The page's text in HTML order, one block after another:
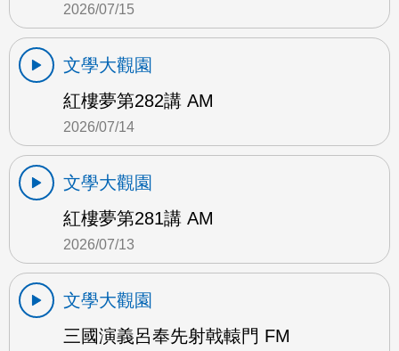
2026/07/15
文學大觀園
紅樓夢第282講 AM
2026/07/14
文學大觀園
紅樓夢第281講 AM
2026/07/13
文學大觀園
三國演義呂奉先射戟轅門 FM